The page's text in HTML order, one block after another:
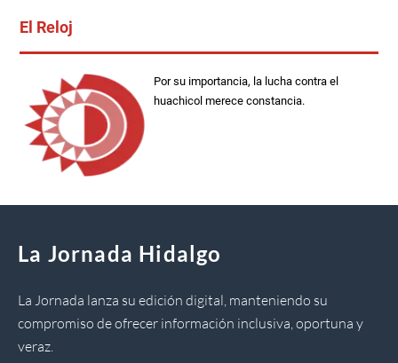
El Reloj
Por su importancia, la lucha contra el
huachicol merece constancia.
La Jornada Hidalgo
La Jornada lanza su edición digital, manteniendo su
compromiso de ofrecer información inclusiva, oportuna y
veraz.